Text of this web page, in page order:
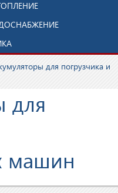
для погрузчика и
для
машин